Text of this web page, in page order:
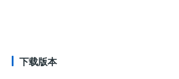
下载版本